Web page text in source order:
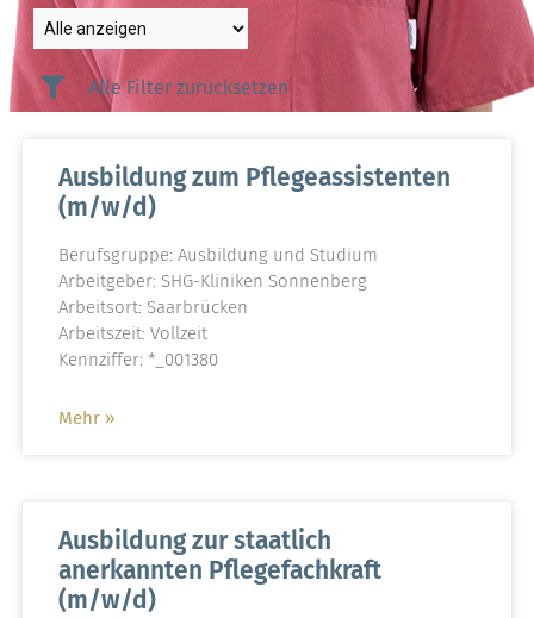
Alle Filter zurücksetzen
Ausbildung zum Pflegeassistenten
(m/w/d)
Berufsgruppe: Ausbildung und Studium
Arbeitgeber: SHG-Kliniken Sonnenberg
Arbeitsort: Saarbrücken
Arbeitszeit: Vollzeit
Kennziffer: *_001380
Mehr »
Ausbildung zur staatlich
anerkannten Pflegefachkraft
(m/w/d)